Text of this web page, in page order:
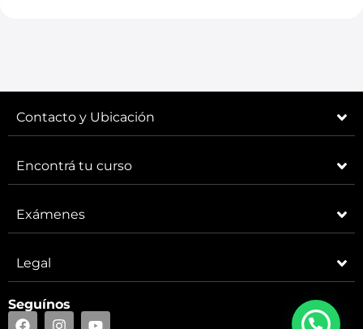
Contacto y Ubicación
Encontrá tu curso
Exámenes
Legal
Seguínos